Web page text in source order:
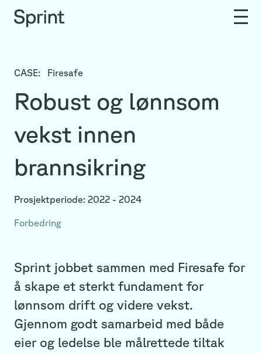
CASE: Firesafe
Robust og lønnsom
vekst innen
brannsikring
Prosjektperiode: 2022 - 2024
Forbedring
Sprint jobbet sammen med Firesafe for
å skape et sterkt fundament for
lønnsom drift og videre vekst.
Gjennom godt samarbeid med både
eier og ledelse ble målrettede tiltak